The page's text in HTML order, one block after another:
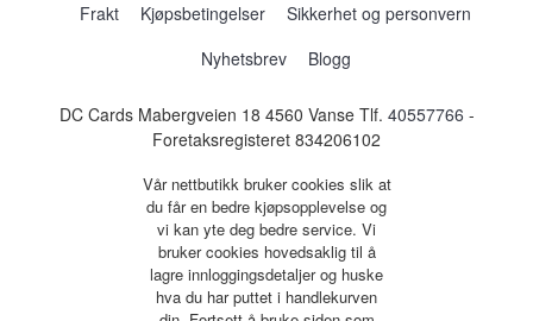
Frakt Kjøpsbetingelser
Sikkerhet og personvern
Nyhetsbrev
Blogg
DC Cards Mabergveien 18 4560 Vanse Tlf. 40557766 -
Foretaksregisteret 834206102
Vår nettbutikk bruker cookies slik at
du får en bedre kjøpsopplevelse og
vi kan yte deg bedre service. Vi
bruker cookies hovedsaklig til å
lagre innloggingsdetaljer og huske
hva du har puttet i handlekurven